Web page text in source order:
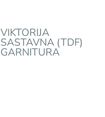
VIKTORIJA
SASTAVNA (TDF)
GARNITURA